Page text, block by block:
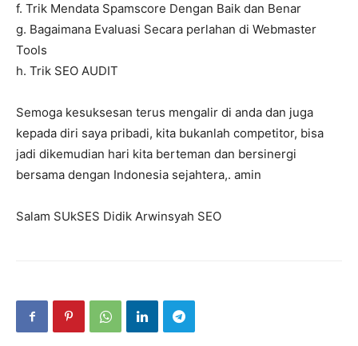
f. Trik Mendata Spamscore Dengan Baik dan Benar
g. Bagaimana Evaluasi Secara perlahan di Webmaster
Tools
h. Trik SEO AUDIT
Semoga kesuksesan terus mengalir di anda dan juga
kepada diri saya pribadi, kita bukanlah competitor, bisa
jadi dikemudian hari kita berteman dan bersinergi
bersama dengan Indonesia sejahtera,. amin
Salam SUkSES Didik Arwinsyah SEO